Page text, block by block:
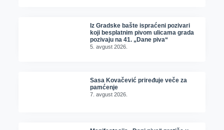
Iz Gradske bašte ispraćeni pozivari
koji besplatnim pivom ulicama grada
pozivaju na 41. „Dane piva“
5. avgust 2026.
Sasa Kovačević priređuje veče za
pamćenje
7. avgust 2026.